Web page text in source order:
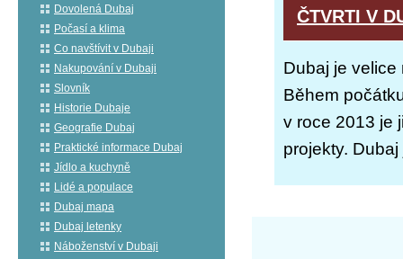
ČTVRTI V
Dubaj je
Během
v roce 2013 je
projekty.
Dovolená Dubaj
Počasí a klima
Co navštívit v Dubaji
Nakupování v Dubaji
Slovník
Historie Dubaje
Geografie Dubaj
Praktické informace Dubaj
Jídlo a kuchyně
Lidé a populace
Dubaj mapa
Dubaj letenky
Náboženství v Dubaji